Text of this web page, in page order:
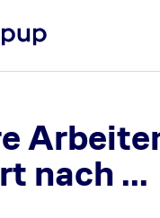
nach ...